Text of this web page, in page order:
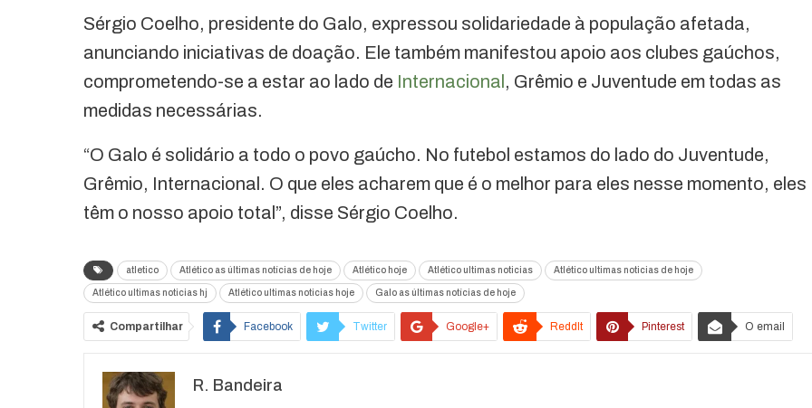
Sérgio Coelho, presidente do Galo, expressou solidariedade à população afetada,
anunciando iniciativas de doação. Ele também manifestou apoio aos clubes gaúchos,
comprometendo-se a estar ao lado de Internacional , Grêmio e Juventude em todas as
medidas necessárias.
“O Galo é solidário a todo o povo gaúcho. No futebol estamos do lado do Juventude,
Grêmio, Internacional. O que eles acharem que é o melhor para eles nesse momento, eles
têm o nosso apoio total”, disse Sérgio Coelho.
atletico Atlético as últimas notícias de hoje Atlético hoje Atlético ultimas noticias Atlético ultimas noticias de hoje
Atlético ultimas noticias hj Atlético ultimas noticias hoje Galo as últimas notícias de hoje
Compartilhar Facebook Twitter Google+ ReddIt Pinterest O email
R. Bandeira